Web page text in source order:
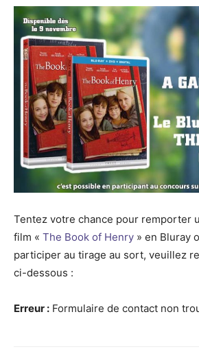
Tentez votre chance pour remporter
film « The Book of Henry » en Bluray
participer au tirage au sort, veuillez
ci-dessous :
Erreur : Formulaire de contact non